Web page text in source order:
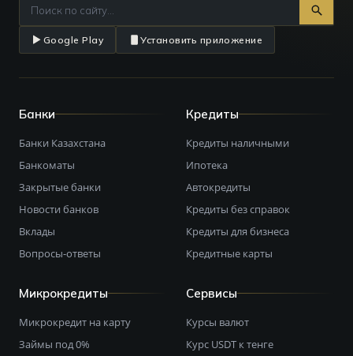
Google Play Установить приложение
Банки
Банки Казахстана
Банкоматы
Закрытые банки
Новости банков
Вклады
Вопросы-ответы
Кредиты
Кредиты наличными
Ипотека
Автокредиты
Кредиты без справок
Кредиты для бизнеса
Кредитные карты
Микрокредиты
Микрокредит на карту
Займы под 0%
Сервисы
Курсы валют
Курс USDT к тенге